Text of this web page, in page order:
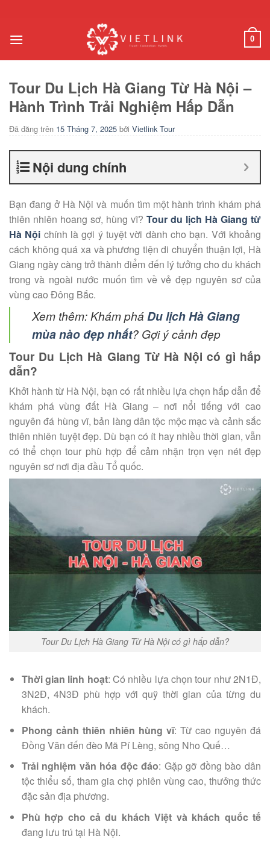
nội
0
Tour Du Lịch Hà Giang Từ Hà Nội –
Hành Trình Trải Nghiệm Hấp Dẫn
Đã đăng trên 15 Tháng 7, 2025 bởi Vietlink Tour
Nội dung chính
Bạn đang ở Hà Nội và muốn tìm một hành trình khám phá
thiên nhiên hoang sơ, hùng vĩ? Tour du lịch Hà Giang từ
Hà Nội chính là gợi ý tuyệt vời dành cho bạn. Với khoảng
cách không quá xa và phương tiện di chuyển thuận lợi, Hà
Giang ngày càng trở thành điểm đến lý tưởng cho du khách
trong và ngoài nước muốn tìm về vẻ đẹp nguyên sơ của
vùng cao Đông Bắc.
Xem thêm:Khám pháDu lịch Hà Giang
mùa nào đẹp nhất? Gợi ý cảnh đẹp
Tour Du Lịch Hà Giang Từ Hà Nội có gì hấp
dẫn?
Khởi hành từ Hà Nội, bạn có rất nhiều lựa chọn hấp dẫn để
khám phá vùng đất Hà Giang – nơi nổi tiếng với cao
nguyên đá hùng vĩ, bản làng dân tộc mộc mạc và cảnh sắc
thiên nhiên tuyệt đẹp. Dù bạn có ít hay nhiều thời gian, vẫn
có thể chọn tour phù hợp để cảm nhận trọn vẹn nét đẹp
nguyên sơ nơi địa đầu Tổ quốc.
Tour Du Lịch Hà Giang Từ Hà Nội có gì hấp dẫn?
Thời gian linh hoạt: Có nhiều lựa chọn tour như 2N1Đ,
3N2Đ, 4N3Đ phù hợp với quỹ thời gian của từng du
khách.
Phong cảnh thiên nhiên hùng vĩ: Từ cao nguyên đá
Đồng Văn đến đèo Mã Pí Lèng, sông Nho Quế…
Trải nghiệm văn hóa độc đáo: Gặp gỡ đồng bào dân
tộc thiểu số, tham gia chợ phiên vùng cao, thưởng thức
đặc sản địa phương.
Phù hợp cho cả du khách Việt và khách quốc tế
đang lưu trú tại Hà Nội.